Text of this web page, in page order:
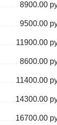
8900.00
9500.00
11900.00
8600.00
11400.00
14300.00
16700.00